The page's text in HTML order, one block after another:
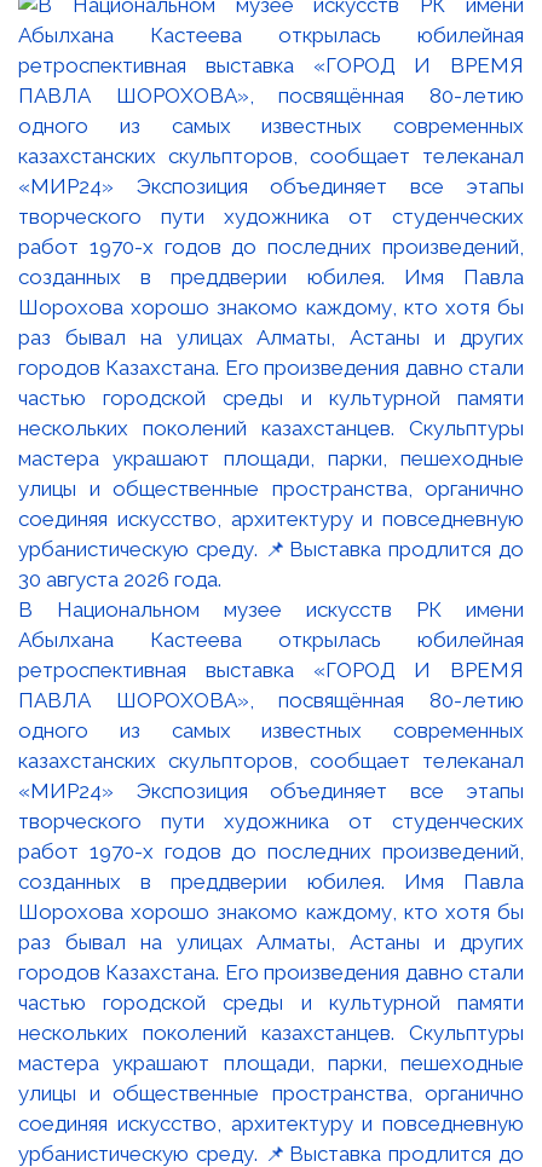
В Национальном музее искусств РК имени
Абылхана Кастеева открылась юбилейная
ретроспективная выставка «ГОРОД И ВРЕМЯ
ПАВЛА ШОРОХОВА», посвящённая 80-летию
одного из самых известных современных
казахстанских скульпторов, сообщает телеканал
«МИР24» Экспозиция объединяет все этапы
творческого пути художника от студенческих
работ 1970-х годов до последних произведений,
созданных в преддверии юбилея. Имя Павла
Шорохова хорошо знакомо каждому, кто хотя бы
раз бывал на улицах Алматы, Астаны и других
городов Казахстана. Его произведения давно стали
частью городской среды и культурной памяти
нескольких поколений казахстанцев. Скульптуры
мастера украшают площади, парки, пешеходные
улицы и общественные пространства, органично
соединяя искусство, архитектуру и повседневную
урбанистическую среду. 📌Выставка продлится до